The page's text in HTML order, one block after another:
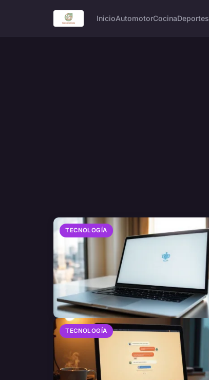
InicioAutomotorCocinaDeportes
TECNOLOGÍA
TECNOLOGÍA